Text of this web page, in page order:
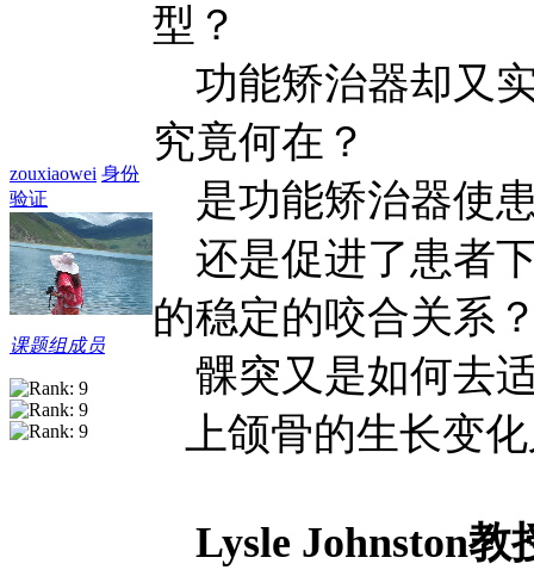
zouxiaowei 身份
验证
课题组成员
型？
功能矫治器却又
究竟何在？
是功能矫治器使
还是促进了患者
的稳定的咬合关系
髁突又是如何去
上颌骨的生长变
Lysle Johnston教